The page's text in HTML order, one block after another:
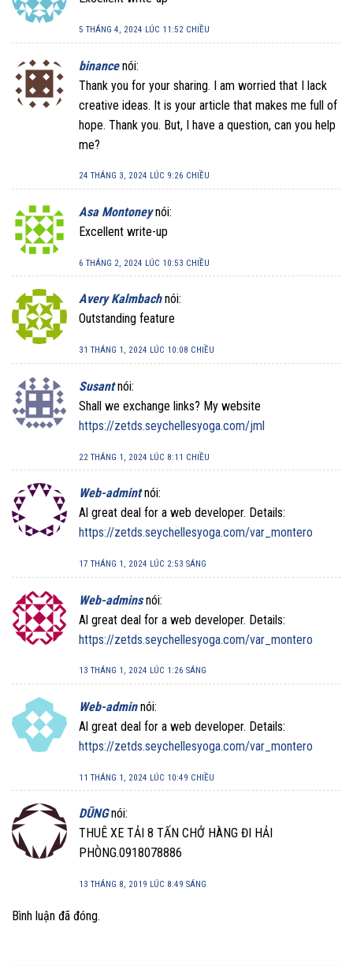
5 THÁNG 4, 2024 LÚC 11:52 CHIỀU
binance nói:
Thank you for your sharing. I am worried that I lack
creative ideas. It is your article that makes me full of
hope. Thank you. But, I have a question, can you help
me?
24 THÁNG 3, 2024 LÚC 9:26 CHIỀU
Asa Montoney nói:
Excellent write-up
6 THÁNG 2, 2024 LÚC 10:53 CHIỀU
Avery Kalmbach nói:
Outstanding feature
31 THÁNG 1, 2024 LÚC 10:08 CHIỀU
Susant nói:
Shall we exchange links? My website
https://zetds.seychellesyoga.com/jml
22 THÁNG 1, 2024 LÚC 8:11 CHIỀU
Web-admint nói:
Al great deal for a web developer. Details:
https://zetds.seychellesyoga.com/var_montero
17 THÁNG 1, 2024 LÚC 2:53 SÁNG
Web-admins nói:
Al great deal for a web developer. Details:
https://zetds.seychellesyoga.com/var_montero
13 THÁNG 1, 2024 LÚC 1:26 SÁNG
Web-admin nói:
Al great deal for a web developer. Details:
https://zetds.seychellesyoga.com/var_montero
11 THÁNG 1, 2024 LÚC 10:49 CHIỀU
DŨNG nói:
THUÊ XE TẢI 8 TẤN CHỞ HÀNG ĐI HẢI
PHÒNG.0918078886
13 THÁNG 8, 2019 LÚC 8:49 SÁNG
Bình luận đã đóng.